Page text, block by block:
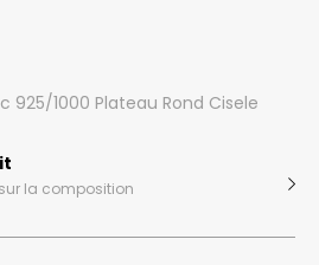
925/1000 Plateau Rond Cisele
la composition